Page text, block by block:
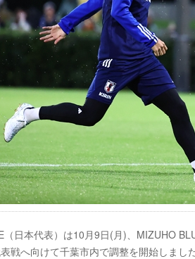
（日本代表）は10月9日(月)、MIZUHO
戦へ向けて千葉市内で調整を開始しまし